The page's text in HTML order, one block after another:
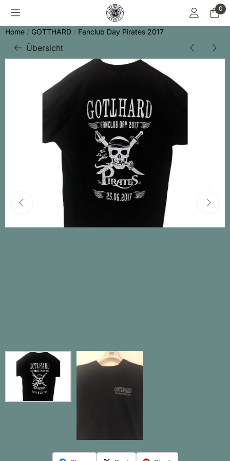
Cookie-Einstellungen sind derzeit geschlossen. 0
Home / GOTTHARD / Fanclub Day Pirates 2017
Übersicht